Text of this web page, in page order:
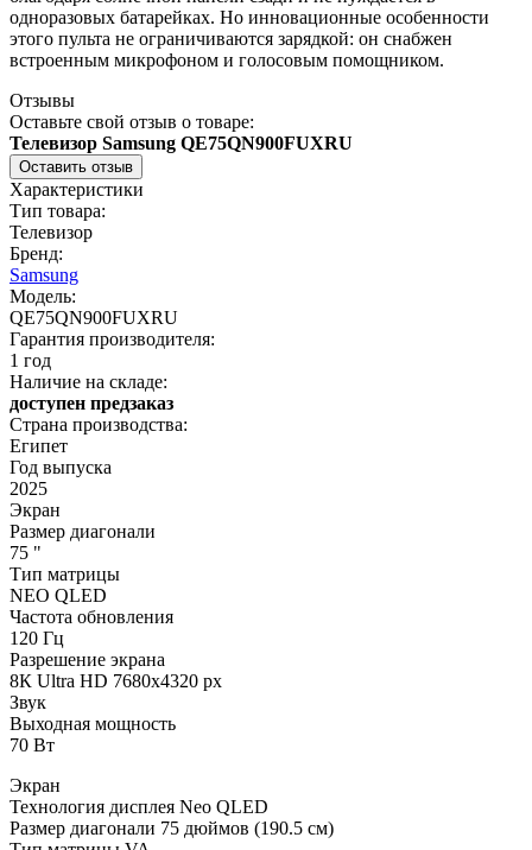
одноразовых батарейках. Но инновационные особенности
этого пульта не ограничиваются зарядкой: он снабжен
встроенным микрофоном и голосовым помощником.
Отзывы
Оставьте свой отзыв о товаре:
Телевизор Samsung QE75QN900FUXRU
Оставить отзыв
Характеристики
Тип товара:
Телевизор
Бренд:
Samsung
Модель:
QE75QN900FUXRU
Гарантия производителя:
1 год
Наличие на складе:
доступен предзаказ
Страна производства:
Египет
Год выпуска
2025
Экран
Размер диагонали
75 "
Тип матрицы
NEO QLED
Частота обновления
120 Гц
Разрешение экрана
8К Ultra HD 7680х4320 px
Звук
Выходная мощность
70 Вт
Экран
Технология дисплея Neo QLED
Размер диагонали 75 дюймов (190.5 см)